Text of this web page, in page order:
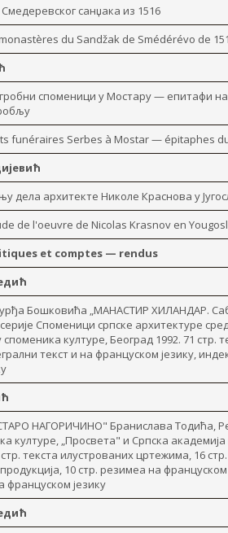
санџака из 1516
du Sandžak de Smédérévo de
споменици y Мостару — епитафи
funéraires Serbes à Mostar — épitaphes
дела архитекте Николе Краснова y
de l'oeuvre de Nicolas Krasnov en
et comptes — rendus
Бошковића „МАНАСТИР ХИЛАНДАР.
Споменици српске архитектуре
културе, Београд 1992. 71 стр.
текст и на француском језику,
НАГОРИЧИНО" Бранислава Тодића,
културе, „Просвета" и Српска
текста илустрованих цртежима, 16
10 стр. резимеа на француском
француском језику